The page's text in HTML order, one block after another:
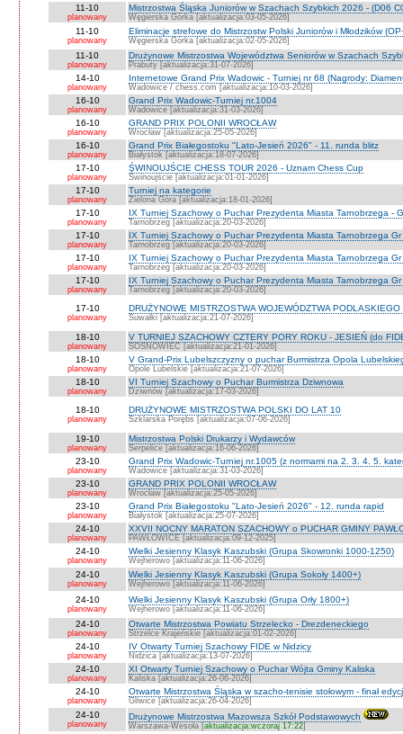
11-10
planowany
Mistrzostwa Śląska Juniorów w Szachach Szybkich 2026 - (D06
Węgierska Górka [aktualizacja:03-05-2026]
11-10
planowany
Eliminacje strefowe do Mistrzostw Polski Juniorów i Młodzików
Węgierska Górka [aktualizacja:02-05-2026]
11-10
planowany
Drużynowe Mistrzostwa Województwa Seniorów w Szachach
Prabuty [aktualizacja:31-07-2026]
14-10
planowany
Internetowe Grand Prix Wadowic - Turniej nr 68 (Nagrody:
Wadowice / chess.com [aktualizacja:10-03-2026]
16-10
planowany
Grand Prix Wadowic-Turniej nr.1004
Wadowice [aktualizacja:31-03-2026]
16-10
planowany
GRAND PRIX POLONII WROCŁAW
Wrocław [aktualizacja:25-05-2026]
16-10
planowany
Grand Prix Białegostoku "Lato-Jesień 2026" - 11. runda blitz
Białystok [aktualizacja:18-07-2026]
17-10
planowany
ŚWINOUJŚCIE CHESS TOUR 2026 - Uznam Chess Cup
Świnoujście [aktualizacja:01-01-2026]
17-10
planowany
Turniej na kategorie
Zielona Góra [aktualizacja:18-01-2026]
17-10
planowany
IX Turniej Szachowy o Puchar Prezydenta Miasta Tarnobrzega -
Tarnobrzeg [aktualizacja:20-03-2026]
17-10
planowany
IX Turniej Szachowy o Puchar Prezydenta Miasta Tarnobrzega
Tarnobrzeg [aktualizacja:20-03-2026]
17-10
planowany
IX Turniej Szachowy o Puchar Prezydenta Miasta Tarnobrzega
Tarnobrzeg [aktualizacja:20-03-2026]
17-10
planowany
IX Turniej Szachowy o Puchar Prezydenta Miasta Tarnobrzega Gr
Tarnobrzeg [aktualizacja:20-03-2026]
17-10
planowany
DRUŻYNOWE MISTRZOSTWA WOJEWÓDZTWA
Suwałki [aktualizacja:21-07-2026]
18-10
planowany
V TURNIEJ SZACHOWY CZTERY PORY ROKU - JESIEŃ (do
SOSNOWIEC [aktualizacja:21-01-2026]
18-10
planowany
V Grand-Prix Lubelszczyzny o puchar Burmistrza Opola
Opole Lubelskie [aktualizacja:21-07-2026]
18-10
planowany
VI Turniej Szachowy o Puchar Burmistrza Dziwnowa
Dziwnów [aktualizacja:17-03-2026]
18-10
planowany
DRUŻYNOWE MISTRZOSTWA POLSKI DO LAT 10
Szklarska Porębs [aktualizacja:07-06-2026]
19-10
planowany
Mistrzostwa Polski Drukarzy i Wydawców
Serpelice [aktualizacja:16-06-2026]
23-10
planowany
Grand Prix Wadowic-Turniej nr.1005 (z normami na 2. 3. 4. 5.
Wadowice [aktualizacja:31-03-2026]
23-10
planowany
GRAND PRIX POLONII WROCŁAW
Wrocław [aktualizacja:25-05-2026]
23-10
planowany
Grand Prix Białegostoku "Lato-Jesień 2026" - 12. runda rapid
Białystok [aktualizacja:25-07-2026]
24-10
planowany
XXVII NOCNY MARATON SZACHOWY o PUCHAR GMINY
PAWŁOWICE [aktualizacja:09-12-2025]
24-10
planowany
Wielki Jesienny Klasyk Kaszubski (Grupa Skowronki 1000-1250)
Wejherowo [aktualizacja:11-06-2026]
24-10
planowany
Wielki Jesienny Klasyk Kaszubski (Grupa Sokoły 1400+)
Wejherowo [aktualizacja:11-06-2026]
24-10
planowany
Wielki Jesienny Klasyk Kaszubski (Grupa Orły 1800+)
Wejherowo [aktualizacja:11-06-2026]
24-10
planowany
Otwarte Mistrzostwa Powiatu Strzelecko - Drezdeneckiego
Strzelce Krajeńskie [aktualizacja:01-02-2026]
24-10
planowany
IV Otwarty Turniej Szachowy FIDE w Nidzicy
Nidzica [aktualizacja:13-07-2026]
24-10
planowany
XI Otwarty Turniej Szachowy o Puchar Wójta Gminy Kaliska
Kaliska [aktualizacja:26-06-2026]
24-10
planowany
Otwarte Mistrzostwa Śląska w szacho-tenisie stołowym - finał
Gliwice [aktualizacja:26-04-2026]
24-10
planowany
Drużynowe Mistrzostwa Mazowsza Szkół Podstawowych
Warszawa-Wesoła [aktualizacja:wczoraj 17:22]